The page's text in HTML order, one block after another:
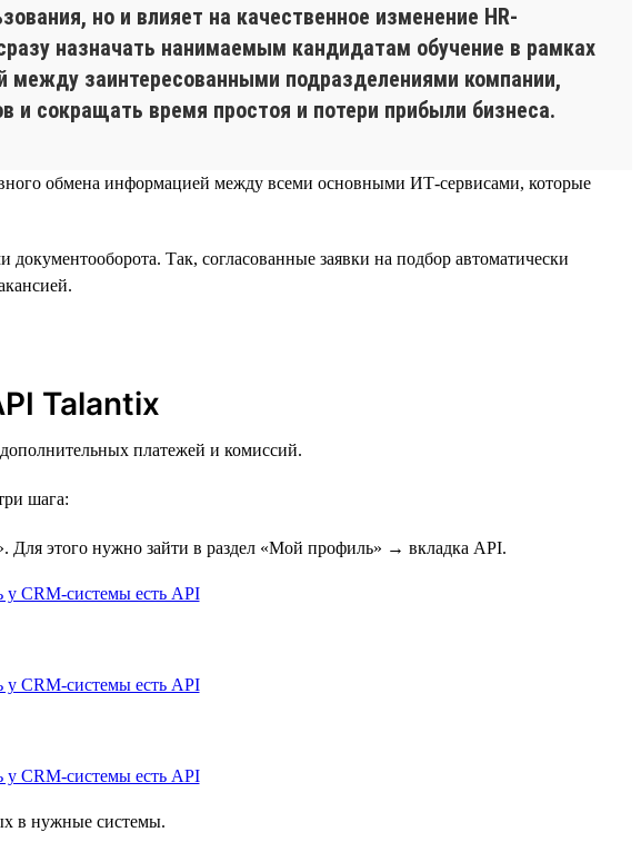
но и влияет на качественное изменение HR-
назначать нанимаемым кандидатам обучение в рамках
заинтересованными подразделениями компании,
и сокращать время простоя и потери прибыли бизнеса.
обмена информацией между всеми основными ИТ-сервисами, которые
Так, согласованные заявки на подбор автоматически
Talantix
платежей и комиссий.
шага:
Для этого нужно зайти в раздел «Мой профиль» → вкладка API.
в нужные системы.